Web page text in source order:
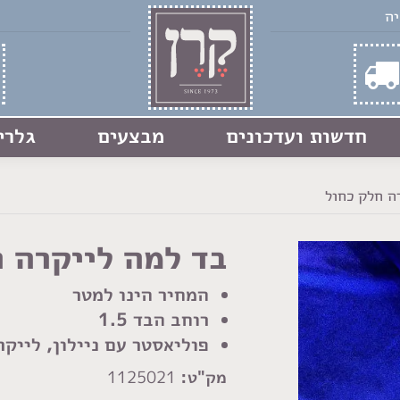
חדשות ועדכונים מבצעים
חלק כחול
בד למה לייקרה
המחיר הינו למטר
רוחב הבד 1.5
פוליאסטר עם ניילון,
מק"ט: